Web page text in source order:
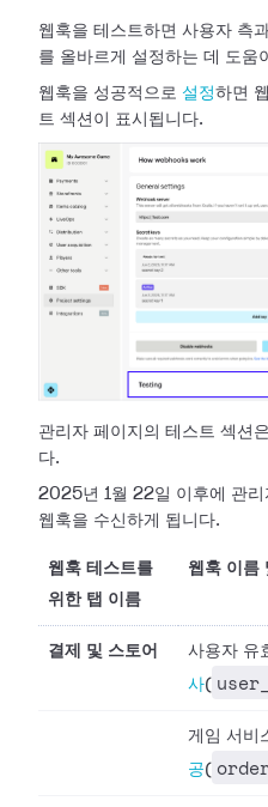
웹훅을 테스트하면 사용자 측
를 올바르게 설정하는 데 도움
웹훅을 성공적으로 설정하면
트 섹션이 표시됩니다.
관리자 페이지의 테스트 섹션
다.
2025년 1월 22일 이후에 관
웹훅을 수신하게 됩니다.
웹훅 테스트를
위한 탭 이름
웹훅 이름
결제 및 스토어 사용자 유
사(
게임 서비
공(